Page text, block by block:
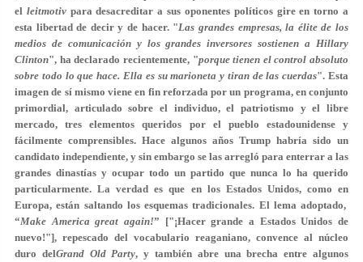
el leitmotivpara desacreditar a sus oponentes políticos gire en torno a
esta libertad de decir y de hacer. "Las grandes empresas, la élite de los
medios de comunicación y los grandes inversores sostienen a Hillary
Clinton", ha declarado recientemente, "porque tienen el control absoluto
sobre todo lo que hace. Ella es su marioneta y tiran de las cuerdas". Esta
imagen de sí mismo viene en fin reforzada por un programa, en conjunto
primordial, articulado sobre el individuo, el patriotismo y el libre
mercado, tres elementos queridos por el pueblo estadounidense y
fácilmente comprensibles. Hace algunos años Trump habría sido un
candidato independiente, y sin embargo se las arregló para enterrar a las
grandes dinastías y ocupar todo un partido que nunca lo ha querido
particularmente. La verdad es que en los Estados Unidos, como en
Europa, están saltando los esquemas tradicionales. El lema adoptado,
“Make America great again!” ["¡Hacer grande a Estados Unidos de
nuevo!"], repescado del vocabulario reaganiano, convence al núcleo
duro delGrand Old Party, y también abre una brecha entre algunos